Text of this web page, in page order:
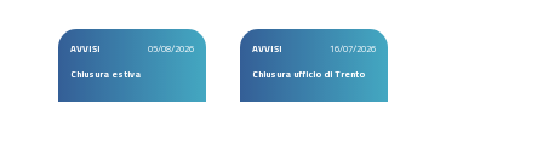
AVVISI
05/08/2026
Chiusura estiva
AVVISI
16/07/2026
Chiusura ufficio di Trento